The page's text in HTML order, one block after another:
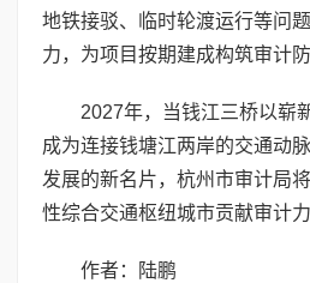
地铁接驳、临时轮渡运行等问
力，为项目按期建成构筑审计防
2027年，当钱江三桥以崭
成为连接钱塘江两岸的交通动
发展的新名片，杭州市审计局
性综合交通枢纽城市贡献审计力
作者：陆鹏